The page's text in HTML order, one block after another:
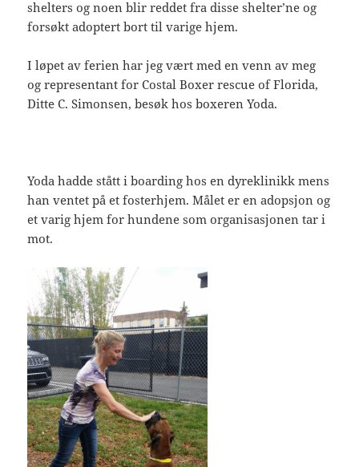
shelters og noen blir reddet fra disse shelter’ne og
forsøkt adoptert bort til varige hjem.
I løpet av ferien har jeg vært med en venn av meg
og representant for Costal Boxer rescue of Florida,
Ditte C. Simonsen, besøk hos boxeren Yoda.
Yoda hadde stått i boarding hos en dyreklinikk mens
han ventet på et fosterhjem. Målet er en adopsjon og
et varig hjem for hundene som organisasjonen tar i
mot.